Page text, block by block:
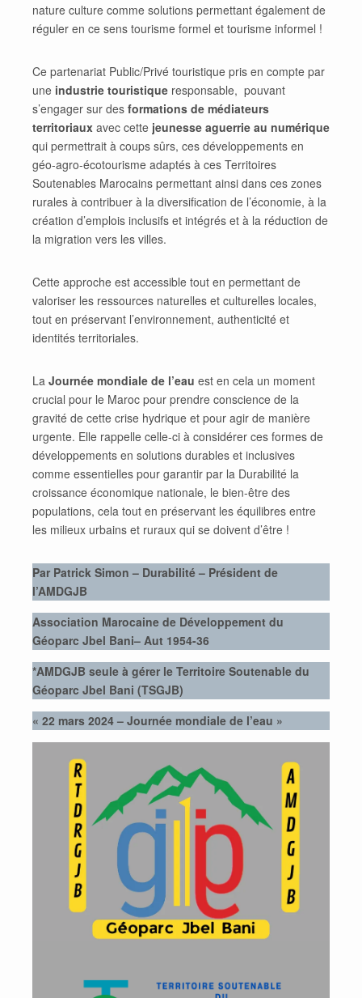
nature culture comme solutions permettant également de
réguler en ce sens tourisme formel et tourisme informel !
Ce partenariat Public/Privé touristique pris en compte par
une industrie touristique responsable, pouvant
s’engager sur des formations de médiateurs
territoriaux avec cette jeunesse aguerrie au numérique
qui permettrait à coups sûrs, ces développements en
géo-agro-écotourisme adaptés à ces Territoires
Soutenables Marocains permettant ainsi dans ces zones
rurales à contribuer à la diversification de l’économie, à la
création d’emplois inclusifs et intégrés et à la réduction de
la migration vers les villes.
Cette approche est accessible tout en permettant de
valoriser les ressources naturelles et culturelles locales,
tout en préservant l’environnement, authenticité et
identités territoriales.
La Journée mondiale de l’eau est en cela un moment
crucial pour le Maroc pour prendre conscience de la
gravité de cette crise hydrique et pour agir de manière
urgente. Elle rappelle celle-ci à considérer ces formes de
développements en solutions durables et inclusives
comme essentielles pour garantir par la Durabilité la
croissance économique nationale, le bien-être des
populations, cela tout en préservant les équilibres entre
les milieux urbains et ruraux qui se doivent d’être !
Par Patrick Simon – Durabilité – Président de
l’AMDGJB
Association Marocaine de Développement du
Géoparc Jbel Bani– Aut 1954-36
*AMDGJB seule à gérer le Territoire Soutenable du
Géoparc Jbel Bani (TSGJB)
« 22 mars 2024 – Journée mondiale de l’eau »